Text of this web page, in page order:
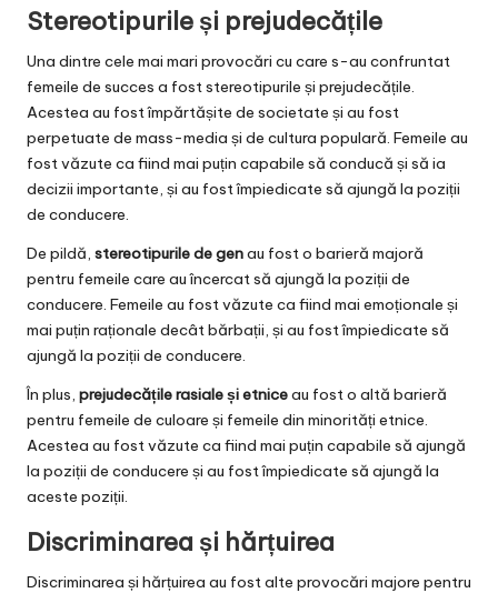
Stereotipurile și prejudecățile
Una dintre cele mai mari provocări cu care s-au confruntat
femeile de succes a fost stereotipurile și prejudecățile.
Acestea au fost împărtășite de societate și au fost
perpetuate de mass-media și de cultura populară. Femeile au
fost văzute ca fiind mai puțin capabile să conducă și să ia
decizii importante, și au fost împiedicate să ajungă la poziții
de conducere.
De pildă, stereotipurile de genau fost o barieră majoră
pentru femeile care au încercat să ajungă la poziții de
conducere. Femeile au fost văzute ca fiind mai emoționale și
mai puțin raționale decât bărbații, și au fost împiedicate să
ajungă la poziții de conducere.
În plus, prejudecățile rasiale și etniceau fost o altă barieră
pentru femeile de culoare și femeile din minorități etnice.
Acestea au fost văzute ca fiind mai puțin capabile să ajungă
la poziții de conducere și au fost împiedicate să ajungă la
aceste poziții.
Discriminarea și hărțuirea
Discriminarea și hărțuirea au fost alte provocări majore pentru